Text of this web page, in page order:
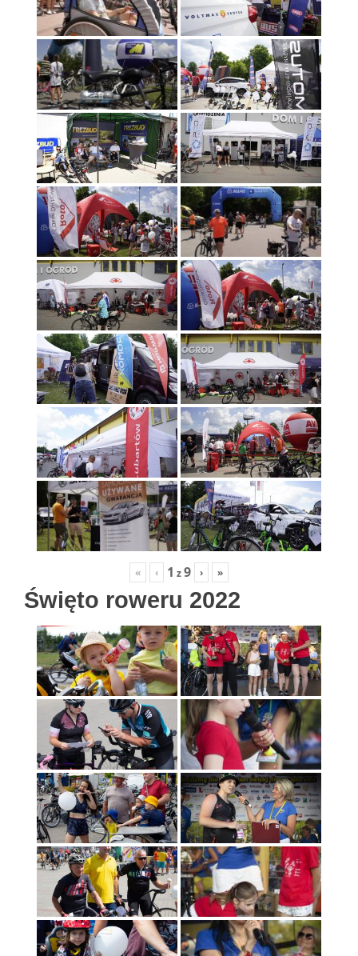
« ‹ 1 z9 › »
Święto roweru 2022